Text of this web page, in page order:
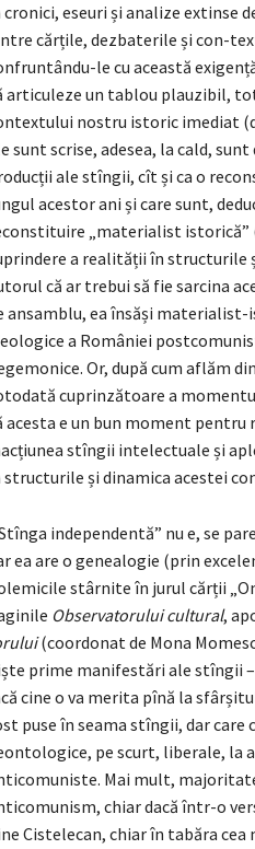
cronici, eseuri și analize extinse
cărțile, dezbaterile și con-
le cu această
articuleze un tablou plauzibil,
nostru istoric imediat
sunt scrise, adesea, la cald,
ale stîngii, cît și ca o
acestor ani și care sunt,
„materialist istorică”
a realității în structurile
că ar trebui să fie sarcina
ansamblu, ea însăși
a României
Or, după cum aflăm
cuprinzătoare a
acesta e un bun moment pentru
stîngii intelectuale și
structurile și dinamica acestei
independentă” nu e, se
ea are o genealogie (prin
stârnite în jurul cărții
Observatorului cultural,
(coordonat de Mona
prime manifestări ale stîngii
cine o va merita pînă la
puse în seama stîngii, dar
pe scurt, liberale, la
Mai mult,
chiar dacă într-o
Cistelecan, chiar în tabăra